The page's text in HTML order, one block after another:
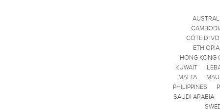
CÔTE
ETHIOPIA
HONG KONG
KUWAIT
MALTA
PHILIPPINES
SAUDI ARABIA